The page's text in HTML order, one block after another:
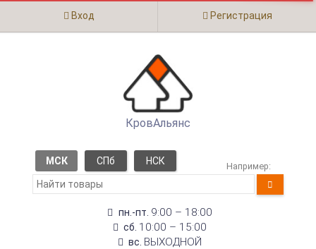
Вход Регистрация
КровАльянс
МСК СПб НСК Например:
пн.-пт. 9:00 – 18:00
сб. 10:00 – 15:00
вс. ВЫХОДНОЙ